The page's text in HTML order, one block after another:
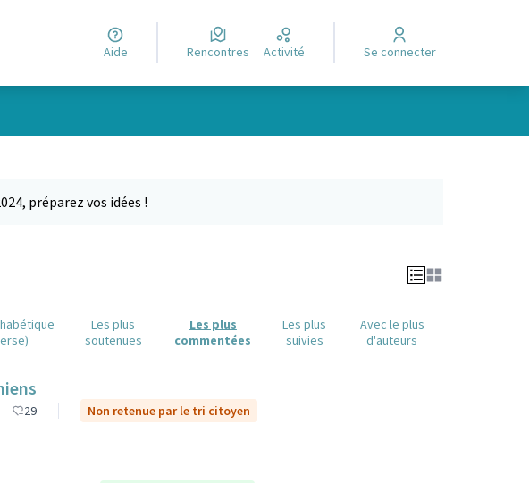
Aide Rencontres Activité Se connecter
préparez vos idées !
Les plus
soutenues
Les plus
commentées
Les plus
suivies
Avec le plus
d'auteurs
29 Non retenue par le tri citoyen